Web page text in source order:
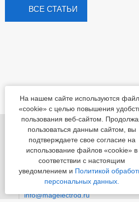
ВСЕ СТАТЬИ
455022, Челябинская обл.,
Белорецкое, д.5
пн - пт с 8:00 до 17:00 сб-вс-вых.
Приемная +7 (3519) 24-07-29
info@magelectrod.ru
На нашем сайте используются
«cookie» с целью повышения
пользования веб-сайтом.
пользоваться данным сайтом, вы
подтверждаете свое согласие на
использование файлов «cookie» в
соответствии с настоящим
уведомлением и Политикой
персональных данных.